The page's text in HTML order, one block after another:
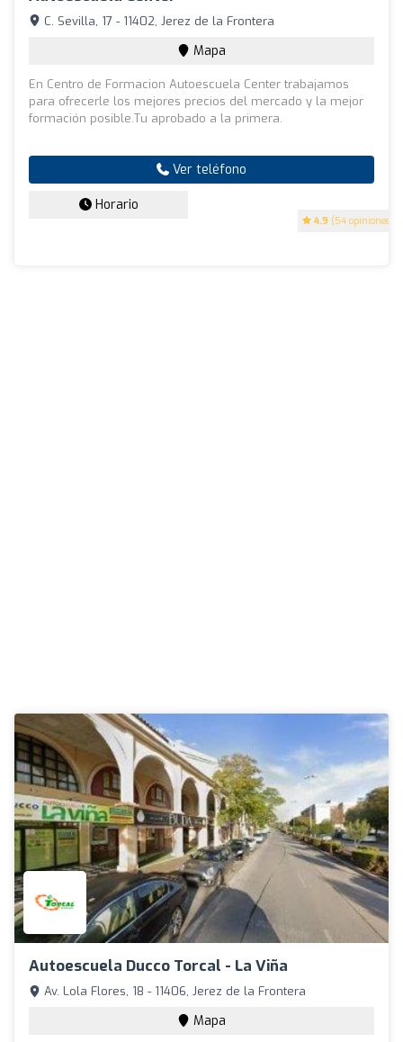
4.9 (54 opiniones)
C. Sevilla, 17 - 11402, Jerez de la Frontera
Mapa
En Centro de Formacion Autoescuela Center trabajamos
para ofrecerle los mejores precios del mercado y la mejor
formación posible.Tu aprobado a la primera.
Ver teléfono
Horario
Autoescuela Ducco Torcal - La Viña
Av. Lola Flores, 18 - 11406, Jerez de la Frontera
Mapa